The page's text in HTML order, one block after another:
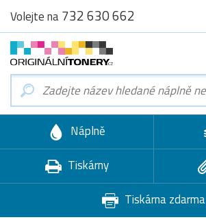
Volejte na732 630 662
Náplně
Tiskárny
Tiskárna zdarma